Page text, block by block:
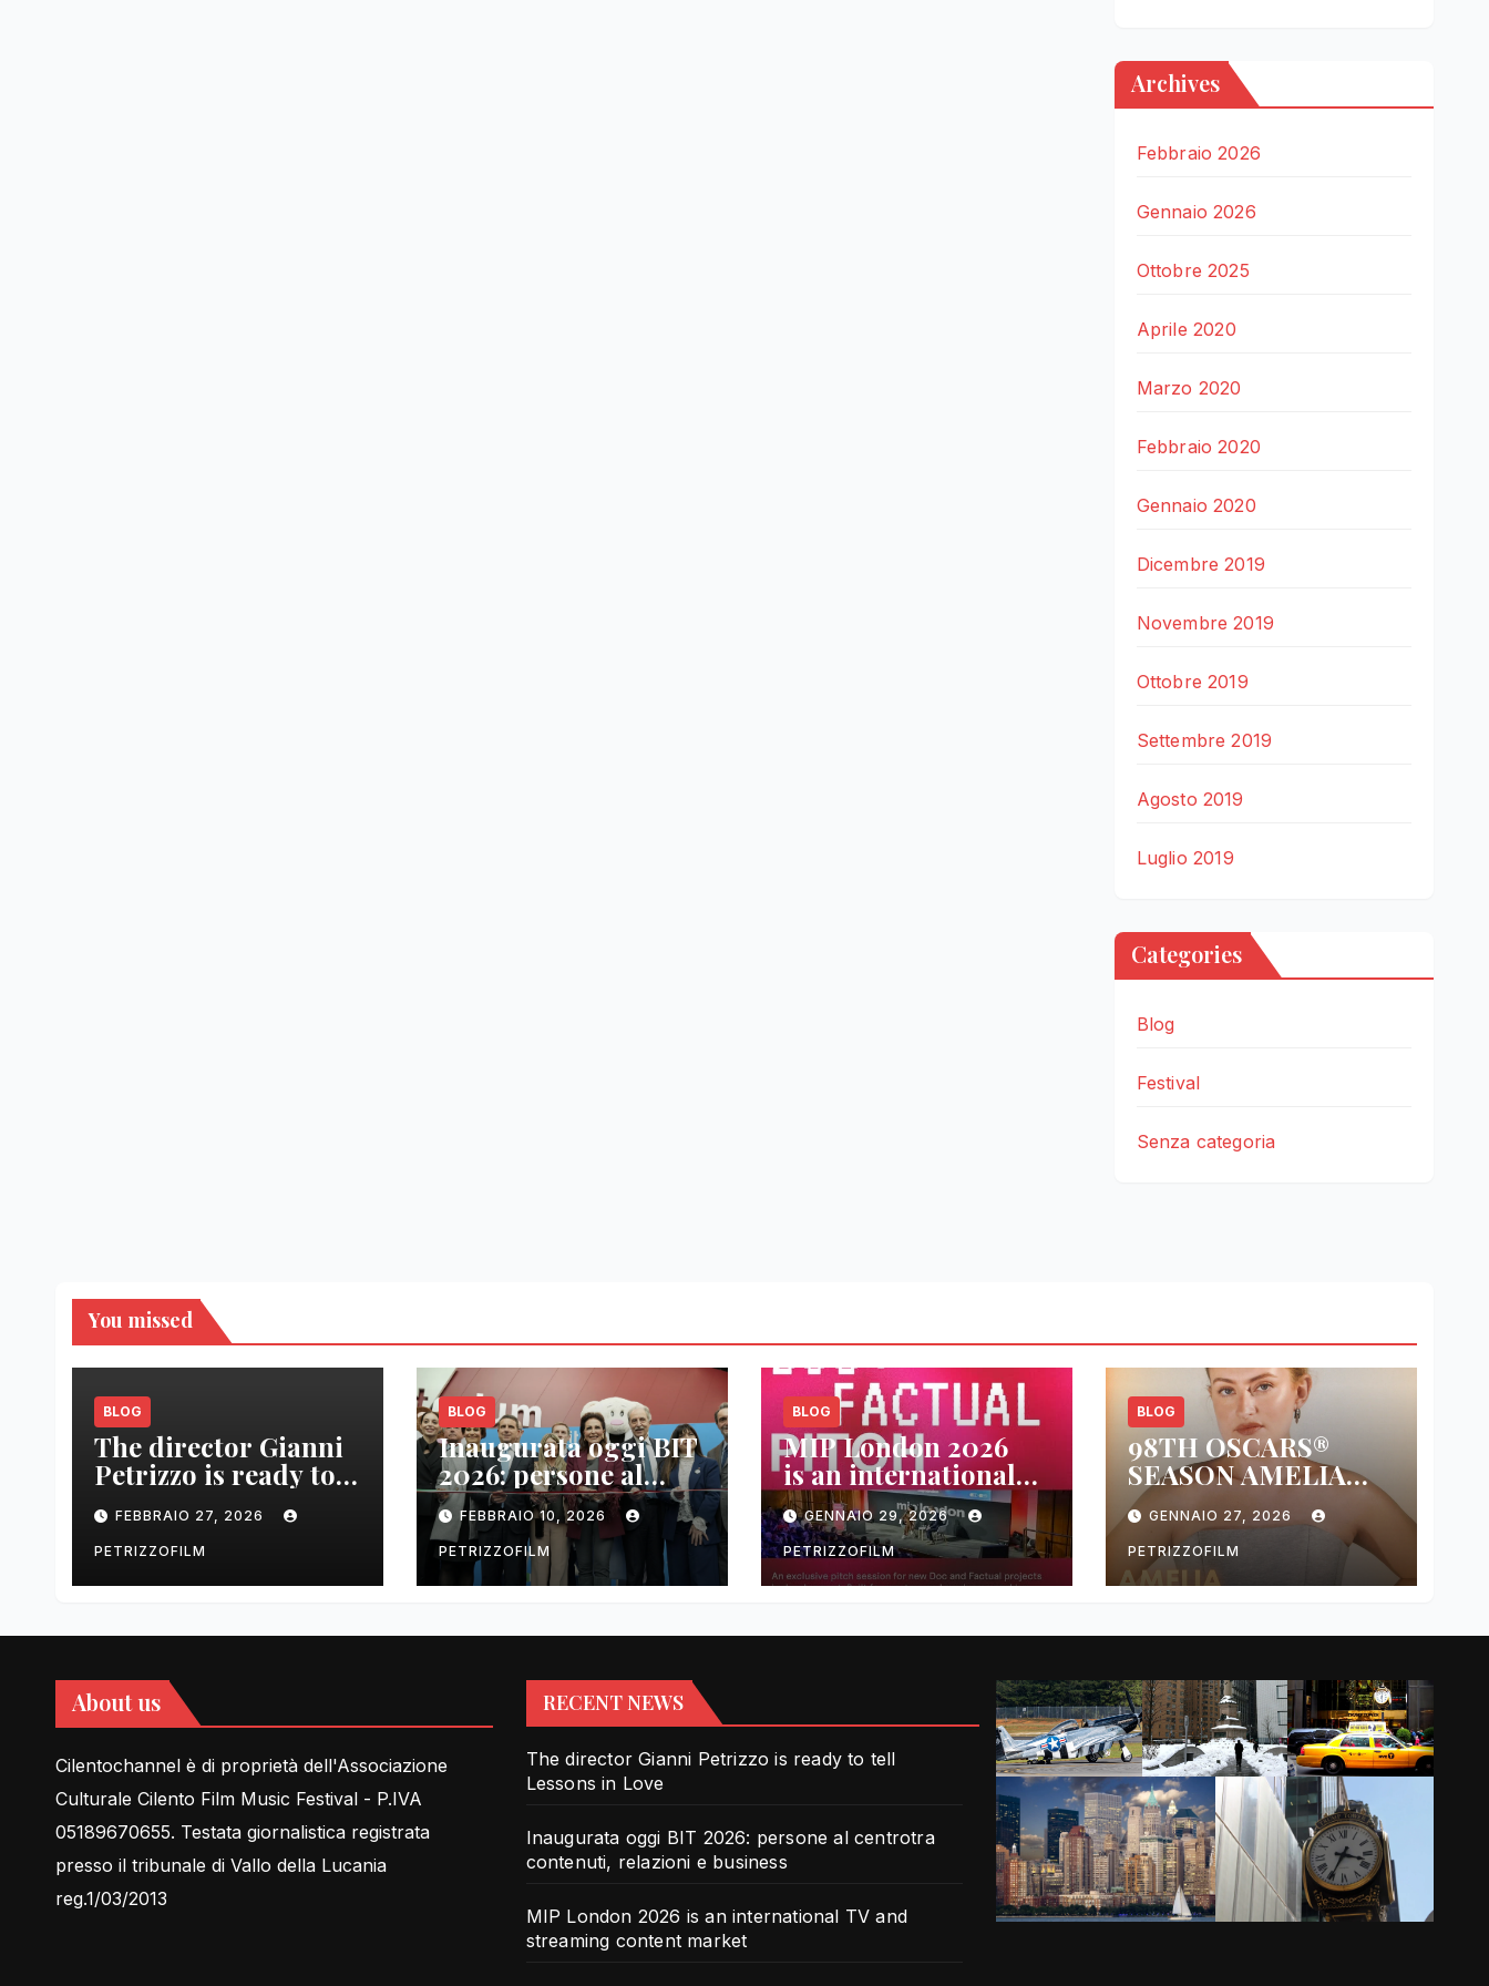
Archives
Febbraio 2026
Gennaio 2026
Ottobre 2025
Aprile 2020
Marzo 2020
Febbraio 2020
Gennaio 2020
Dicembre 2019
Novembre 2019
Ottobre 2019
Settembre 2019
Agosto 2019
Luglio 2019
Categories
Blog
Festival
Senza categoria
You missed
BLOG
The director Gianni
Petrizzo is ready to
tell Lessons in Love
FEBBRAIO 27, 2026
PETRIZZOFILM
BLOG
Inaugurata oggi BIT
2026: persone al
centrotra contenuti,
relazioni e business
FEBBRAIO 10, 2026
PETRIZZOFILM
BLOG
MIP London 2026
is an international
TV and streaming
content market
GENNAIO 29, 2026
PETRIZZOFILM
BLOG
98TH OSCARS®
SEASON AMELIA
DIMOLDENBERG
RETURNS FOR
THIRD YEAR
GENNAIO 27, 2026
PETRIZZOFILM
About us
Cilentochannel è di proprietà dell'Associazione
Culturale Cilento Film Music Festival - P.IVA
05189670655. Testata giornalistica registrata
presso il tribunale di Vallo della Lucania
reg.1/03/2013
RECENT NEWS
The director Gianni Petrizzo is ready to tell
Lessons in Love
Inaugurata oggi BIT 2026: persone al centrotra
contenuti, relazioni e business
MIP London 2026 is an international TV and
streaming content market